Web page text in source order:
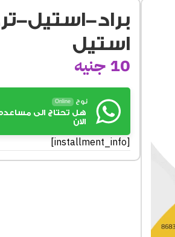
استيل
10جنيه
نوح Online
هل تحتاج الى
الان
[installment_info]